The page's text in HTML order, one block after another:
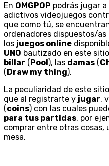
En OMGPOP podrás jugar
adictivos videojuegos
que como tú, se
ordenadores dispuestos/
los juegos online
UNO bautizado en este
billar (Pool), las damas (
(Draw my thing).
La peculiaridad de este
que al registrarte y jugar,
(coins) con las cuales
para tus partidas, por
comprar entre otras cosas,
mesa.